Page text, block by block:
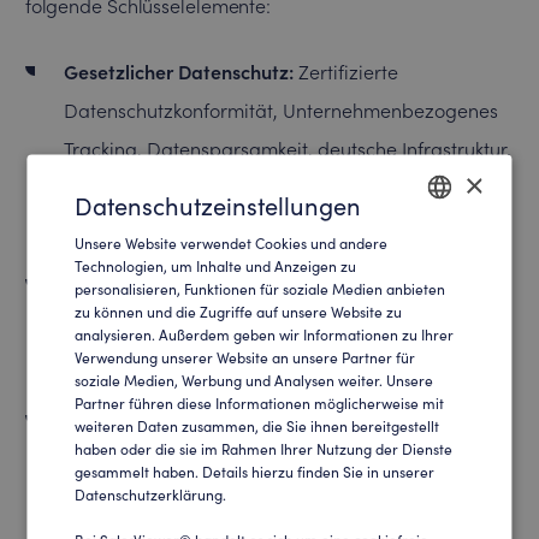
folgende Schlüsselelemente:
Gesetzlicher Datenschutz:Zertifizierte
Datenschutzkonformität, Unternehmenbezogenes
Tracking, Datensparsamkeit, deutsche Infrastruktur,
transparente Datenverarbeitung, präventive
Technischer Datenschutz:Cookiefreies Tracking,
moderne Verschlüsselung, Opt-Out, kein IP-
tracking
Konzeptioneller Datenschutz:Eigenes,
mehrstufiges Datenschutzkonzept, präventive
Tracking-Technologie, Zertifizierte Partner, internes
GERMAN
×
Datenschutzeinstellungen
Unsere Website verwendet Cookies und andere
Technologien, um Inhalte und Anzeigen zu
personalisieren, Funktionen für soziale Medien anbieten
zu können und die Zugriffe auf unsere Website zu
analysieren. Außerdem geben wir Informationen zu Ihrer
Verwendung unserer Website an unsere Partner für
soziale Medien, Werbung und Analysen weiter. Unsere
Partner führen diese Informationen möglicherweise mit
weiteren Daten zusammen, die Sie ihnen bereitgestellt
haben oder die sie im Rahmen Ihrer Nutzung der Dienste
gesammelt haben. Details hierzu finden Sie in unserer
Datenschutzerklärung.